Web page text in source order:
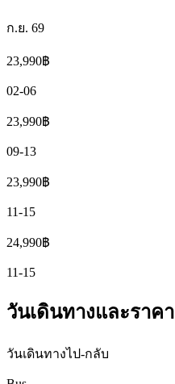
ก.ย. 69
23,990฿
02-06
23,990฿
09-13
23,990฿
11-15
24,990฿
11-15
วันเดินทางและราคา
วันเดินทางไป-กลับ